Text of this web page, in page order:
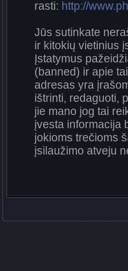
rasti: http://
Jūs sutinkate
ir kitokių vietinius
Įstatymus
(banned) ir apie
adresas yra
ištrinti, redaguoti,
jie mano jog tai
įvesta informacija
jokioms trečioms
įsilaužimo atveju